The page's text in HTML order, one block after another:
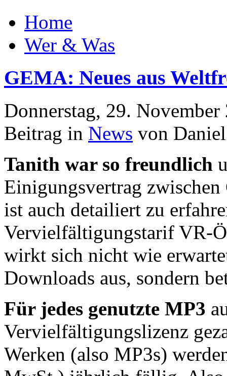
Home
Wer & Was
GEMA: Neues aus
Donnerstag, 29.
Beitrag in News von
Tanith war so freundlich
Einigungsvertrag
ist auch detailiert zu
Vervielfältigungstarif VR-
wirkt sich nicht wie
Downloads aus, sondern
Für jedes genutzte MP3
Vervielfältigungslizenz
Werken (also MP3s)